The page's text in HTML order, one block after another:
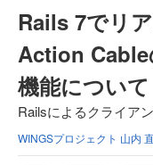
Rails 7でリ
Action Cable
機能について
Railsによるクライア
WINGSプロジェクト 山内